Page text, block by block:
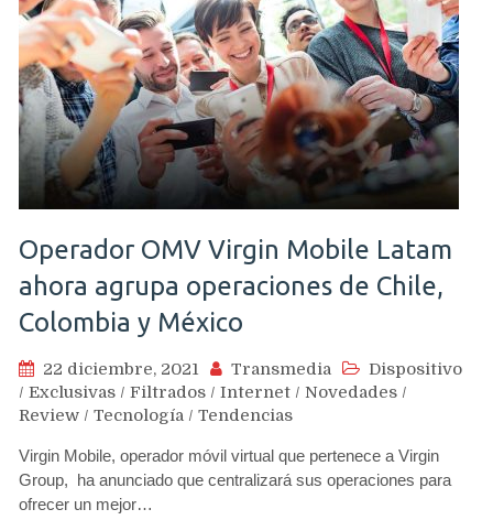
Operador OMV Virgin Mobile Latam
ahora agrupa operaciones de Chile,
Colombia y México
22 diciembre, 2021 Transmedia
Dispositivo
/ Exclusivas / Filtrados / Internet / Novedades /
Review / Tecnología / Tendencias
Virgin Mobile, operador móvil virtual que pertenece a Virgin
Group, ha anunciado que centralizará sus operaciones para
ofrecer un mejor…